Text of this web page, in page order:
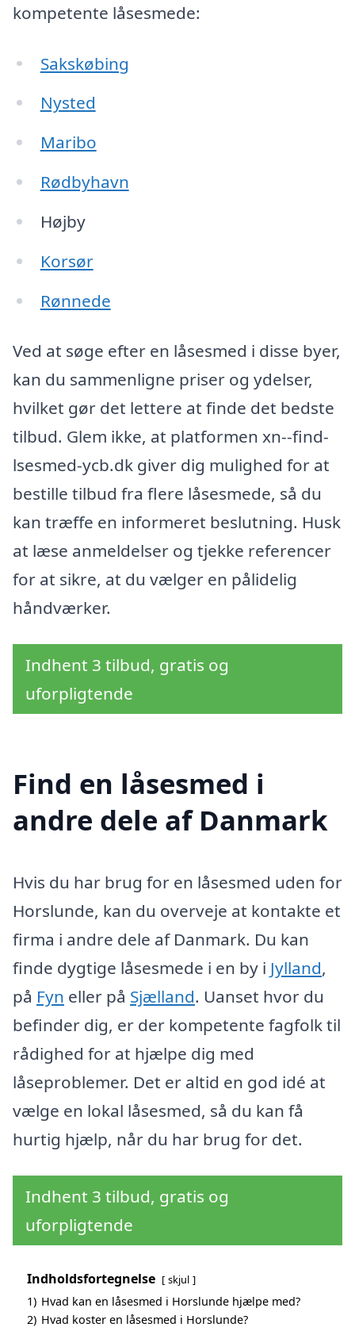
kompetente låsesmede:
Sakskøbing
Nysted
Maribo
Rødbyhavn
Højby
Korsør
Rønnede
Ved at søge efter en låsesmed i disse byer,
kan du sammenligne priser og ydelser,
hvilket gør det lettere at finde det bedste
tilbud. Glem ikke, at platformen xn--find-
lsesmed-ycb.dk giver dig mulighed for at
bestille tilbud fra flere låsesmede, så du
kan træffe en informeret beslutning. Husk
at læse anmeldelser og tjekke referencer
for at sikre, at du vælger en pålidelig
håndværker.
Indhent 3 tilbud, gratis og
uforpligtende
Find en låsesmed i
andre dele af Danmark
Hvis du har brug for en låsesmed uden for
Horslunde, kan du overveje at kontakte et
firma i andre dele af Danmark. Du kan
finde dygtige låsesmede i en by i Jylland,
på Fyn eller på Sjælland. Uanset hvor du
befinder dig, er der kompetente fagfolk til
rådighed for at hjælpe dig med
låseproblemer. Det er altid en god idé at
vælge en lokal låsesmed, så du kan få
hurtig hjælp, når du har brug for det.
Indhent 3 tilbud, gratis og
uforpligtende
Indholdsfortegnelse skjul
1) Hvad kan en låsesmed i Horslunde hjælpe med?
2) Hvad koster en låsesmed i Horslunde?